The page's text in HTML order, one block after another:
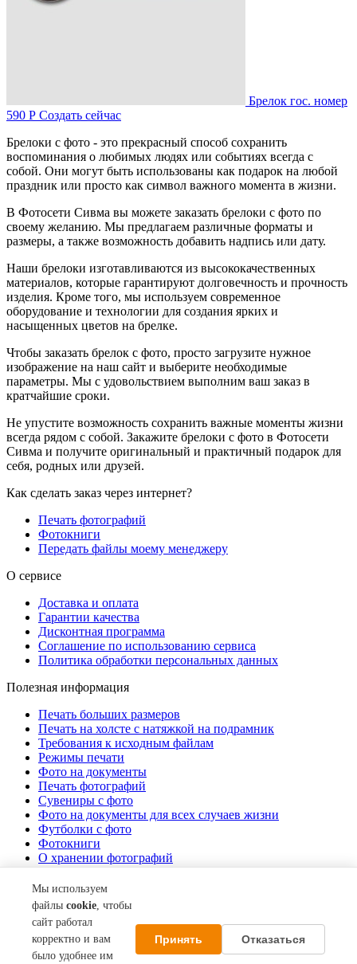
Брелок гос. номер
590 Р Создать сейчас
Брелоки с фото - это прекрасный способ сохранить
воспоминания о любимых людях или событиях всегда с
собой. Они могут быть использованы как подарок на любой
праздник или просто как символ важного момента в жизни.
В Фотосети Сивма вы можете заказать брелоки с фото по
своему желанию. Мы предлагаем различные форматы и
размеры, а также возможность добавить надпись или дату.
Наши брелоки изготавливаются из высококачественных
материалов, которые гарантируют долговечность и прочность
изделия. Кроме того, мы используем современное
оборудование и технологии для создания ярких и
насыщенных цветов на брелке.
Чтобы заказать брелок с фото, просто загрузите нужное
изображение на наш сайт и выберите необходимые
параметры. Мы с удовольствием выполним ваш заказ в
кратчайшие сроки.
Не упустите возможность сохранить важные моменты жизни
всегда рядом с собой. Закажите брелоки с фото в Фотосети
Сивма и получите оригинальный и практичный подарок для
себя, родных или друзей.
Мы используем
файлы cookie, чтобы
сайт работал
корректно и вам
было удобнее им
Принять Отказаться
Как сделать заказ через интернет?
Печать фотографий
Фотокниги
Передать файлы моему менеджеру
О сервисе
Доставка и оплата
Гарантии качества
Дисконтная программа
Соглашение по использованию сервиса
Политика обработки персональных данных
Полезная информация
Печать больших размеров
Печать на холсте c натяжкой на подрамник
Требования к исходным файлам
Режимы печати
Фото на документы
Печать фотографий
Сувениры с фото
Фото на документы для всех случаев жизни
Футболки с фото
Фотокниги
О хранении фотографий
Стоимость услуг
О компании
Контакты
Акции
О нас